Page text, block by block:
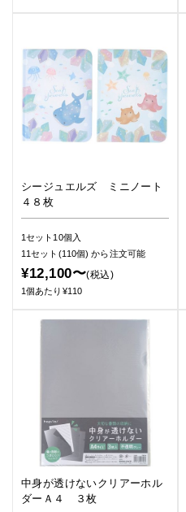
シージュエルズ ミニノート
４８枚
1セット10個入
11セット(110個)から注文可能
¥12,100〜(税込)
1個あたり¥110
中身が透けないクリアーホル
ダーＡ４ ３枚